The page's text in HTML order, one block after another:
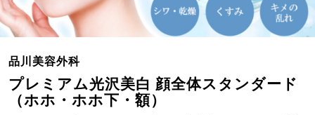
品川美容外科
プレミアム光沢美白 顔全体スタンダード
（ホホ・ホホ下・額）